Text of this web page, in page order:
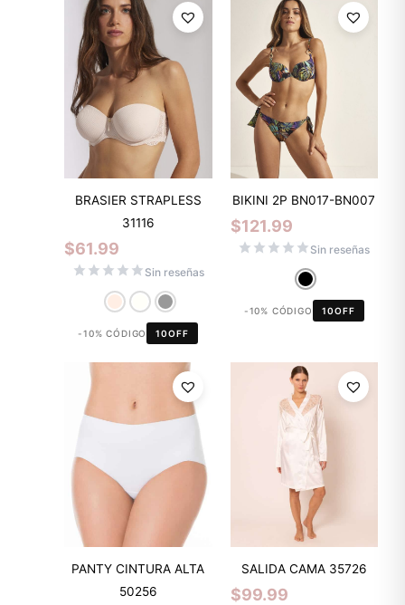
BRASIER STRAPLESS
31116
$61.99
Sin reseñas
-10% CÓDIGO 10OFF
BIKINI 2P BN017-BN007
$121.99
Sin reseñas
-10% CÓDIGO 10OFF
PANTY CINTURA ALTA
50256
SALIDA CAMA 35726
$99.99